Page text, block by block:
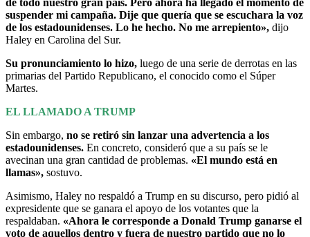
de todo nuestro gran país. Pero ahora ha llegado el momento de
suspender mi campaña. Dije que quería que se escuchara la voz
de los estadounidenses. Lo he hecho. No me arrepiento», dijo
Haley en Carolina del Sur.
Su pronunciamiento lo hizo, luego de una serie de derrotas en las
primarias del Partido Republicano, el conocido como el Súper
Martes.
EL LLAMADO A TRUMP
Sin embargo, no se retiró sin lanzar una advertencia a los
estadounidenses. En concreto, consideró que a su país se le
avecinan una gran cantidad de problemas. «El mundo está en
llamas», sostuvo.
Asimismo, Haley no respaldó a Trump en su discurso, pero pidió al
expresidente que se ganara el apoyo de los votantes que la
respaldaban. «Ahora le corresponde a Donald Trump ganarse el
voto de aquellos dentro y fuera de nuestro partido que no lo